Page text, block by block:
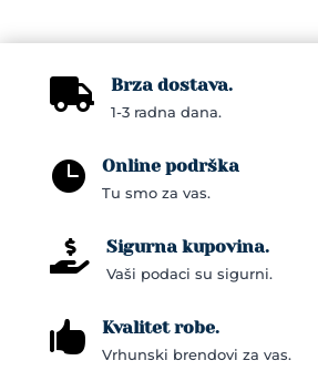
 Brza dostava.
1-3 radna dana.
 Online podrška
Tu smo za vas.
 Sigurna kupovina.
Vaši podaci su sigurni.
 Kvalitet robe.
Vrhunski brendovi za vas.